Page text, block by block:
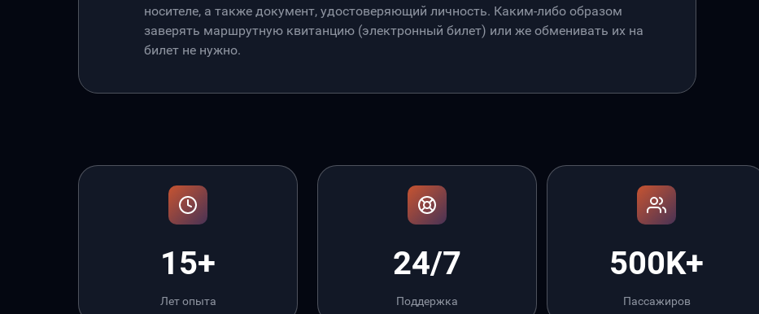
носителе, а также документ, удостоверяющий личность. Каким-либо образом
заверять маршрутную квитанцию (электронный билет) или же обменивать их на
билет не нужно.
15+
Лет опыта
24/7
Поддержка
500K+
Пассажиров